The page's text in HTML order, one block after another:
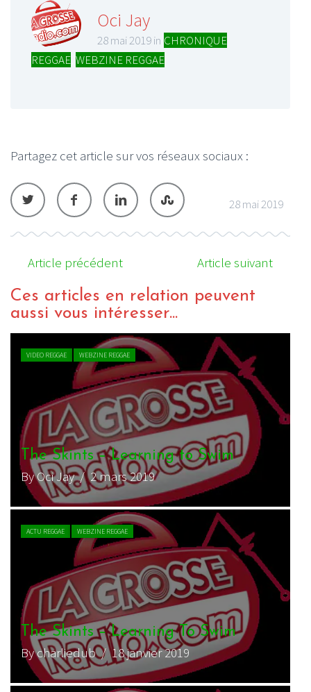
Oci Jay
28 mai 2019 in CHRONIQUE
REGGAE WEBZINE REGGAE
Partagez cet article sur vos réseaux sociaux :
28 mai 2019
Article précédent Article suivant
Ces articles en relation peuvent
aussi vous intéresser...
VIDEO REGGAE WEBZINE REGGAE
The Skints – Learning to Swim
By Oci Jay/ 2 mars 2019
ACTU REGGAE WEBZINE REGGAE
The Skints – Learning To Swim
By charliedub/ 18 janvier 2019